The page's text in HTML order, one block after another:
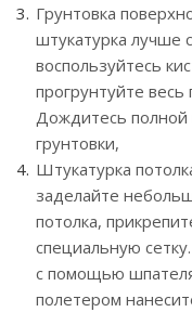
Грунтовка
штукатурка лучше
воспользуйтесь
прогрунтуйте
Дождитесь полной
грунтовки,
Штукатурка
заделайте
потолка,
специальную
с помощью
полетером